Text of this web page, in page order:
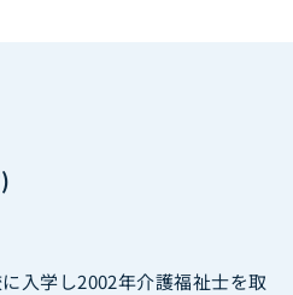
入学し2002年介護福祉士を取